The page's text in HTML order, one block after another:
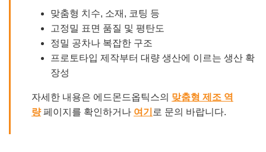
맞춤형 치수, 소재, 코팅 등
고정밀 표면 품질 및 평탄도
정밀 공차나 복잡한 구조
프로토타입 제작부터 대량 생산에 이르는 생산 확
장성
자세한 내용은 에드몬드옵틱스의 맞춤형 제조 역
량페이지를 확인하거나 여기 로 문의 바랍니다.